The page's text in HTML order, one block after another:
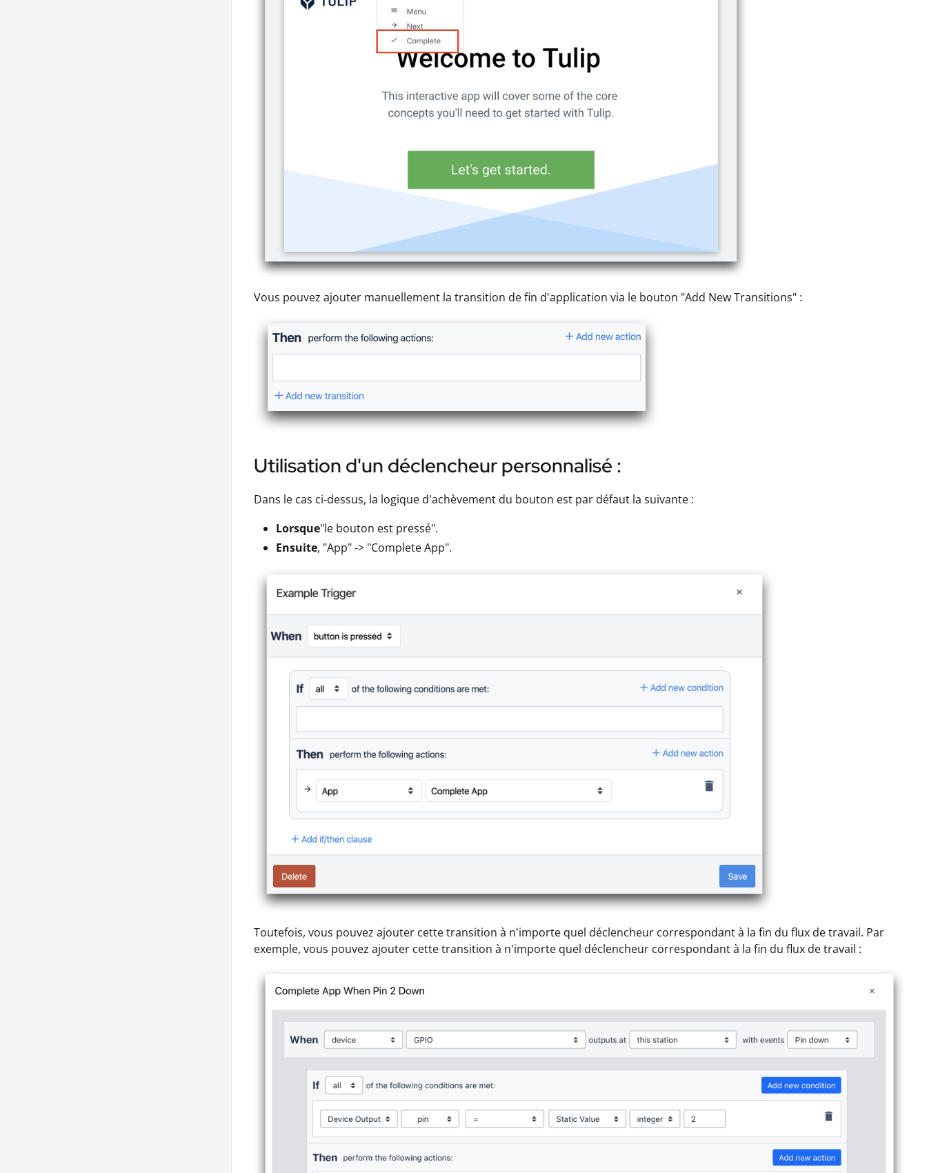
Vous pouvez ajouter manuellement la transition de fin d'application via le bouton "Add New Transitions" :
Utilisation d'un déclencheur personnalisé :
Dans le cas ci-dessus, la logique d'achèvement du bouton est par défaut la suivante :
Lorsque"le bouton est pressé".
Ensuite, "App" -> "Complete App".
Toutefois, vous pouvez ajouter cette transition à n'importe quel déclencheur correspondant à la fin du flux de travail. Par
exemple, vous pouvez ajouter cette transition à n'importe quel déclencheur correspondant à la fin du flux de travail :